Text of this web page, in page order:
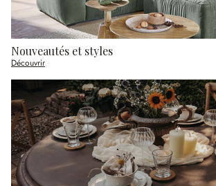
Nouveautés et styles
Découvrir